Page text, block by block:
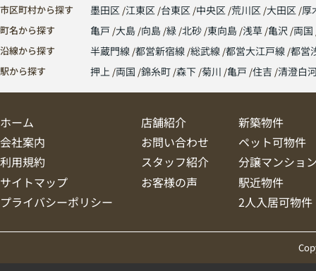
市区町村から探す 墨田区 江東区 台東区 中央区 荒川区 大田区 厚
町名から探す 亀戸 大島 向島 緑 北砂 東向島 浅草 亀沢 両国
沿線から探す 半蔵門線 都営新宿線 総武線 都営大江戸線 都営
駅から探す 押上 両国 錦糸町 森下 菊川 亀戸 住吉 清澄白
ホーム 店舗紹介
新築物件
会社案内
お問い合わせ
ペット可物件
利用規約
スタッフ紹介
分譲マンショ
サイトマップ
お客様の声
駅近物件
プライバシーポリシー
2人入居可物件